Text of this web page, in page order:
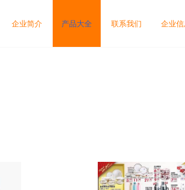
企业简介 产品大全 联系我们 企业信